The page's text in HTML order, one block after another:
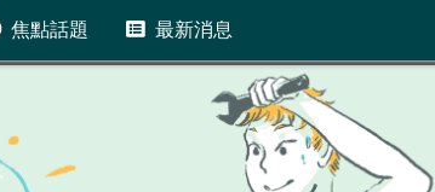
焦點話題 最新消息